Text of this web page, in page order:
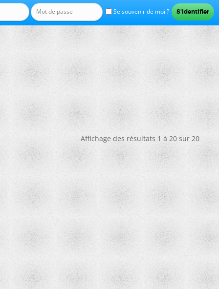
Se souvenir de moi ?
Affichage des résultats 1 à 20 sur 20